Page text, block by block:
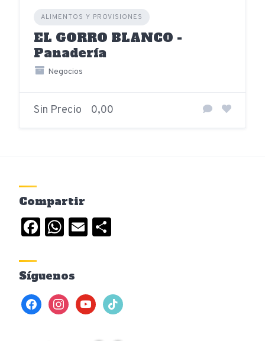
ALIMENTOS Y PROVISIONES
EL GORRO BLANCO -
Panadería
Negocios
Sin Precio 0,00
Compartir
Facebook
WhatsApp
Email
Síguenos
facebookinstagramyoutubetiktok